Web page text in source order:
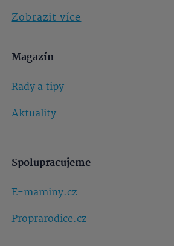
Zobrazit více
Magazín
Rady a tipy
Aktuality
Spolupracujeme
E-maminy.cz
Proprarodice.cz